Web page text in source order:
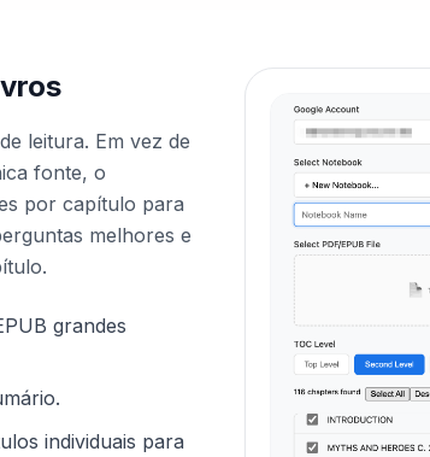
leitura. Em vez de
fonte, o
por capítulo para
melhores e
grandes
individuais para